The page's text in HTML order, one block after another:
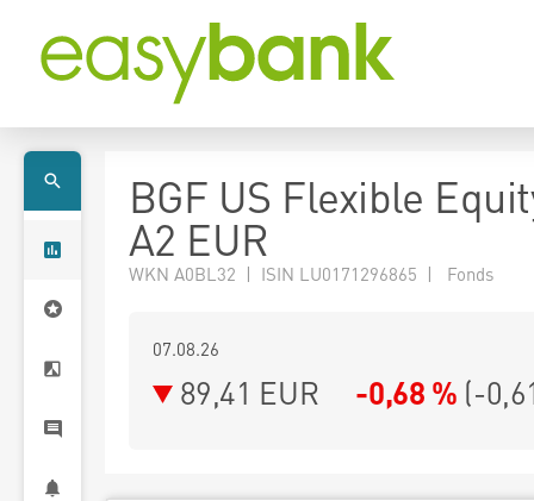
BGF US Flexible
A2 EUR
WKN A0BL32 | ISIN LU0171296865 | Fonds
07.08.26
89,41 EUR -0,68 % (-